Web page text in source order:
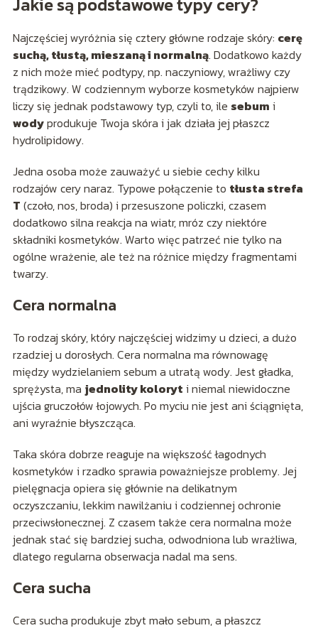
Najczęściej wyróżnia się cztery główne rodzaje skóry: cerę
suchą, tłustą, mieszaną i normalną. Dodatkowo każdy
z nich może mieć podtypy, np. naczyniowy, wrażliwy czy
trądzikowy. W codziennym wyborze kosmetyków najpierw
liczy się jednak podstawowy typ, czyli to, ile sebum i
wodyprodukuje Twoja skóra i jak działa jej płaszcz
hydrolipidowy.
Jedna osoba może zauważyć u siebie cechy kilku
rodzajów cery naraz. Typowe połączenie to tłusta strefa
T (czoło, nos, broda) i przesuszone policzki, czasem
dodatkowo silna reakcja na wiatr, mróz czy niektóre
składniki kosmetyków. Warto więc patrzeć nie tylko na
ogólne wrażenie, ale też na różnice między fragmentami
twarzy.
Cera normalna
To rodzaj skóry, który najczęściej widzimy u dzieci, a dużo
rzadziej u dorosłych. Cera normalna ma równowagę
między wydzielaniem sebum a utratą wody. Jest gładka,
sprężysta, ma jednolity koloryt i niemal niewidoczne
ujścia gruczołów łojowych. Po myciu nie jest ani ściągnięta,
ani wyraźnie błyszcząca.
Taka skóra dobrze reaguje na większość łagodnych
kosmetyków i rzadko sprawia poważniejsze problemy. Jej
pielęgnacja opiera się głównie na delikatnym
oczyszczaniu, lekkim nawilżaniu i codziennej ochronie
przeciwsłonecznej. Z czasem także cera normalna może
jednak stać się bardziej sucha, odwodniona lub wrażliwa,
dlatego regularna obserwacja nadal ma sens.
Cera sucha
Cera sucha produkuje zbyt mało sebum, a płaszcz